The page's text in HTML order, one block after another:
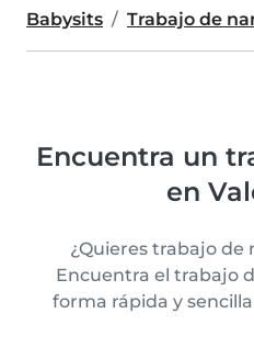
Babysits Trabajo de
Encuentra un
en
¿Quieres trabajo de
Encuentra el trabajo
forma rápida y